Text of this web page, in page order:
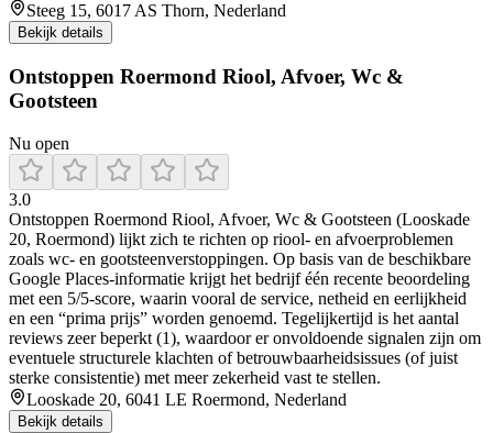
Steeg 15, 6017 AS Thorn, Nederland
Bekijk details
Ontstoppen Roermond Riool, Afvoer, Wc &
Gootsteen
Nu open
3.0
Ontstoppen Roermond Riool, Afvoer, Wc & Gootsteen (Looskade
20, Roermond) lijkt zich te richten op riool- en afvoerproblemen
zoals wc- en gootsteenverstoppingen. Op basis van de beschikbare
Google Places-informatie krijgt het bedrijf één recente beoordeling
met een 5/5-score, waarin vooral de service, netheid en eerlijkheid
en een “prima prijs” worden genoemd. Tegelijkertijd is het aantal
reviews zeer beperkt (1), waardoor er onvoldoende signalen zijn om
eventuele structurele klachten of betrouwbaarheidsissues (of juist
sterke consistentie) met meer zekerheid vast te stellen.
Looskade 20, 6041 LE Roermond, Nederland
Bekijk details